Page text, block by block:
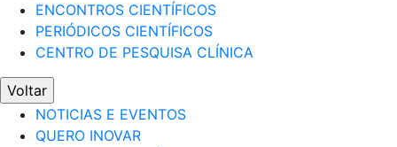
ENCONTROS CIENTÍFICOS
PERIÓDICOS CIENTÍFICOS
CENTRO DE PESQUISA CLÍNICA
Voltar
NOTICIAS E EVENTOS
QUERO INOVAR